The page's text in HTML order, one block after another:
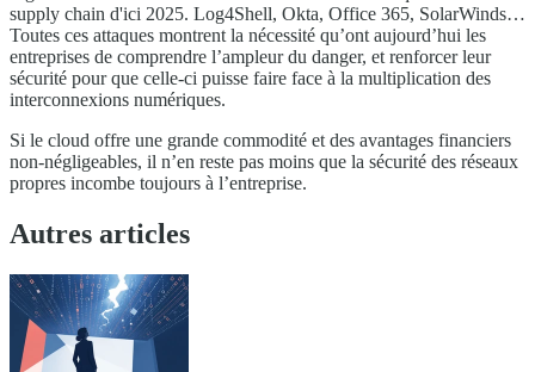
supply chain d'ici 2025. Log4Shell, Okta, Office 365, SolarWinds…
Toutes ces attaques montrent la nécessité qu’ont aujourd’hui les
entreprises de comprendre l’ampleur du danger, et renforcer leur
sécurité pour que celle-ci puisse faire face à la multiplication des
interconnexions numériques.
Si le cloud offre une grande commodité et des avantages financiers
non-négligeables, il n’en reste pas moins que la sécurité des réseaux
propres incombe toujours à l’entreprise.
Autres articles